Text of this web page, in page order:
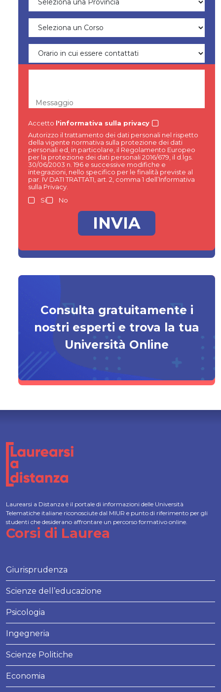
Messaggio
Accetto l'informativa sulla privacy
Autorizzo il trattamento dei dati personali nel rispetto
della vigente normativa sulla protezione dei dati
personali ed, in particolare, il Regolamento Europeo
per la protezione dei dati personali 2016/679, il d.lgs.
30/06/2003 n. 196 e successive modifiche e
integrazioni, nello specifico per le finalità previste al
par. IV DATI TRATTATI, art. 2, comma 1 dell’Informativa
sulla Privacy.
Si
No
Consulta gratuitamente i
nostri esperti e trova la tua
Università Online
Laurearsi a Distanza è il portale di informazioni delle Università
Telematiche italiane riconosciute dal MIUR e punto di riferimento per gli
studenti che desiderano affrontare un percorso formativo online.
Corsi di Laurea
Giurisprudenza
Scienze dell’educazione
Psicologia
Ingegneria
Scienze Politiche
Economia